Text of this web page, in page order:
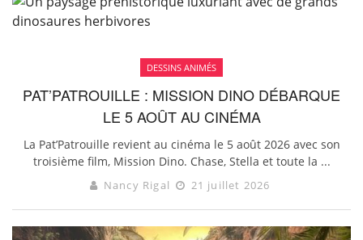
DESSINS ANIMÉS
PAT’PATROUILLE : MISSION DINO DÉBARQUE
LE 5 AOÛT AU CINÉMA
La Pat’Patrouille revient au cinéma le 5 août 2026 avec son
troisième film, Mission Dino. Chase, Stella et toute la ...
Nancy Rigal 21 juillet 2026